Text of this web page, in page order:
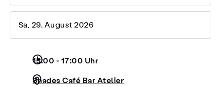
Sa, 29. August 2026
15:00 - 17:00 Uhr
Shades Café Bar Atelier